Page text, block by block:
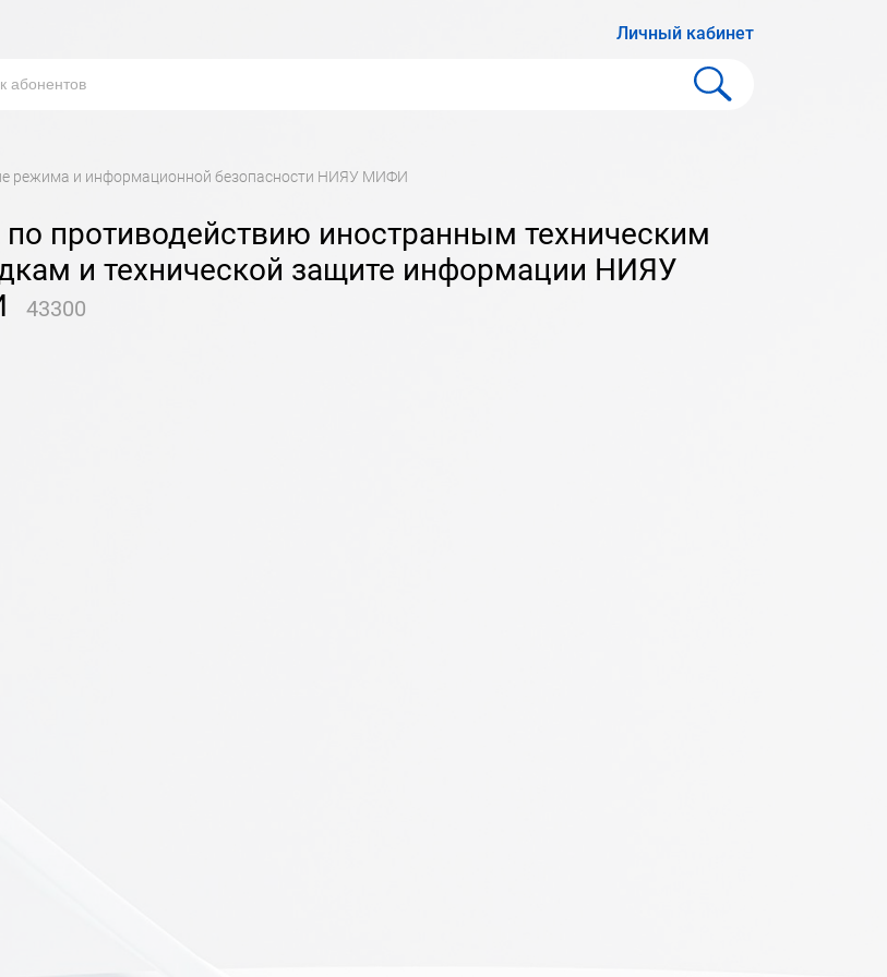
Личный кабинет
режима и информационной безопасности НИЯУ МИФИ
и технической защите информации НИЯУ
43300